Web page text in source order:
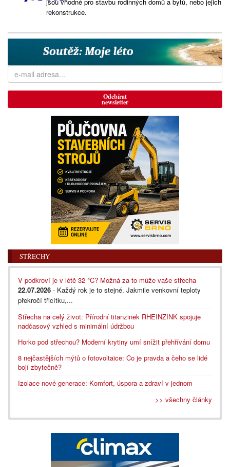
rekonstrukce.
Odebírat
newsletter
STŘECHY
V podkroví je v létě 32 °C? Možná za to může vaše střecha
22.07.2026 - Každý rok je to stejné. Jakmile venkovní teploty
překročí třicítku,...
Střecha na celý život: Přírodní titanzinek RHEINZINK spojuje
nadčasový vzhled s minimální údržbou
Horko pod střechou? Moderní krytiny umí snížit přehřívání domu
8 nejčastějších mýtů o fotovoltaice: Co je pravda a čeho se lidé
bojí zbytečně?
Izolace nové generace: Komfort, úspora a zdraví v jednom
>> všechny články